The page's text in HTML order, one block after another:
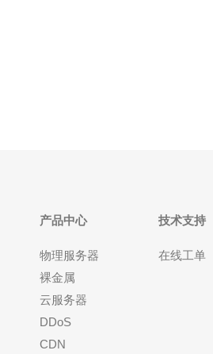
为中转或海外机房。 产生混
产品中心
物理服务器
裸金属
云服务器
DDoS
CDN
技术支持
在线工单